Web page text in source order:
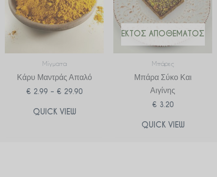
Μίγματα
Κάρυ Μαντράς Απαλό
€ 2.99 – € 29.90
QUICK VIEW
ΕΚΤΌΣ ΑΠΟΘΈΜΑΤΟΣ
Μπάρες
Μπάρα Σύκο Και
Αιγίνης
€ 3.20
QUICK VIEW